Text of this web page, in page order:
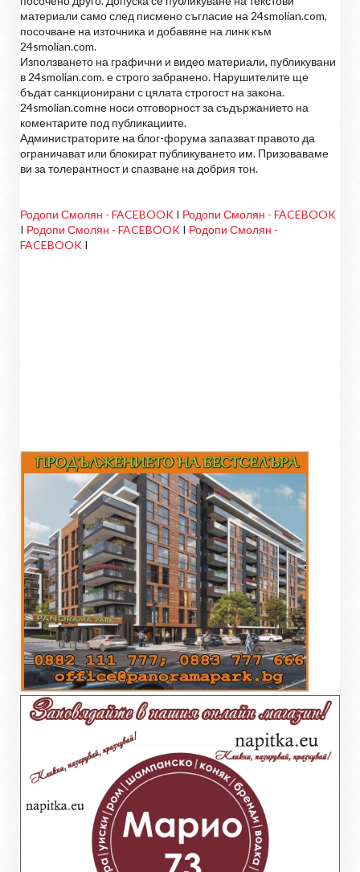
материали само след писмено съгласие на 24smolian.com,
посочване на източника и добавяне на линк към
24smolian.com.
Използването на графични и видео материали, публикувани
в 24smolian.com. е строго забранено. Нарушителите ще
бъдат санкционирани с цялата строгост на закона.
24smolian.comне носи отговорност за съдържанието на
коментарите под публикациите.
Администраторите на блог-форума запазват правото да
ограничават или блокират публикуването им. Призоваваме
ви за толерантност и спазване на добрия тон.
Родопи Смолян - FACEBOOK I Родопи Смолян - FACEBOOK
I Родопи Смолян - FACEBOOK I Родопи Смолян -
FACEBOOK I